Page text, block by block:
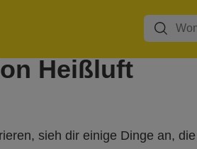
Heißluft
sieh dir einige Dinge an,